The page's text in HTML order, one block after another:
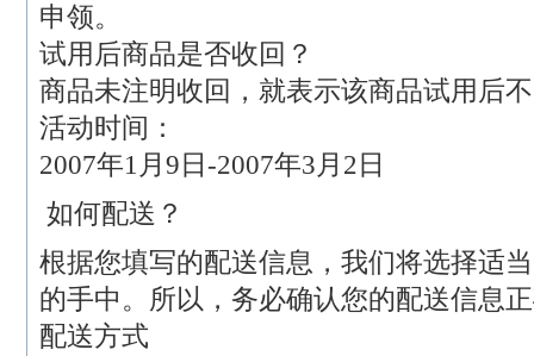
申领。
试用后商品是否收回？
商品未注明收回，就表示该商品试用后
活动时间：
2007年1月9日-2007年3月2日
如何配送？
根据您填写的配送信息，我们将选择适
的手中。所以，务必确认您的配送信息
配送方式